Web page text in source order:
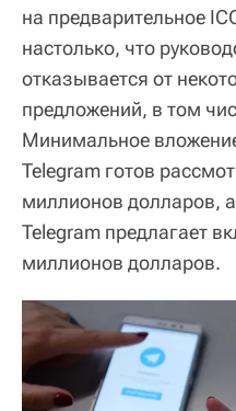
на предварительное
настолько, что
отказывается от
предложений, в том
Минимальное
Telegram готов
миллионов долларов,
Telegram предлагает
миллионов долларов.